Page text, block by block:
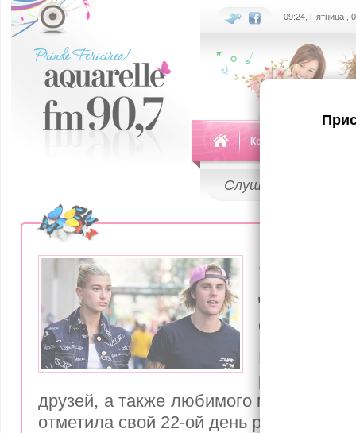
09:24, Пятница ,
Команда
Слушай
23 Ноября
Джастин
супругу
родных
друзей, а также любимого мужа,
отметила свой 22-ой день рождения!